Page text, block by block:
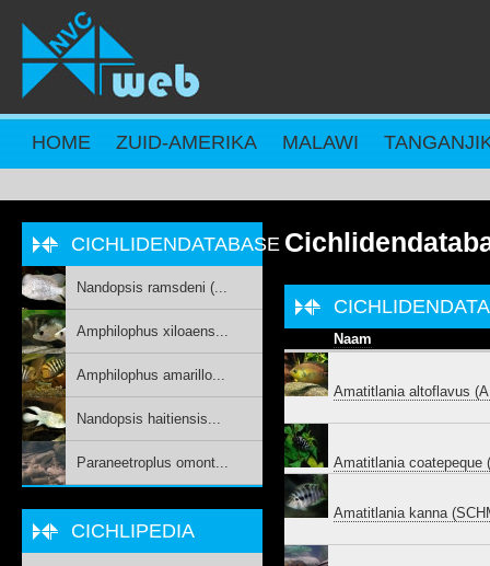
Overslaan en naar de inhoud gaan
HOME ZUID-AMERIKA MALAWI
Naam
Amatitlania altoflavus
Amatitlania coatepeque
Amatitlania kanna
CICHLIDENDATABASE
Nandopsis ramsdeni (...
Amphilophus xiloaens...
Amphilophus amarillo...
Nandopsis haitiensis...
Paraneetroplus omont...
CICHLIPEDIA